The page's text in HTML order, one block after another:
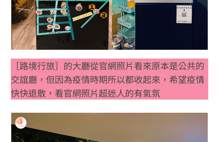
［路境行旅］的大廳從官網照片看來原本是公共的
交誼廳，但因為疫情時期所以都收起來，希望疫情
快快退散，看官網照片超迷人的有氣氛